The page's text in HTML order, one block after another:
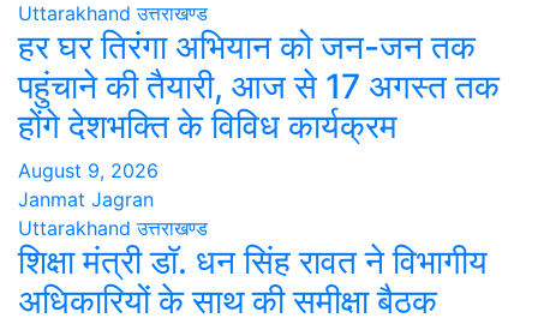
Uttarakhand उत्तराखण्ड
हर घर तिरंगा अभियान को जन-जन तक
पहुंचाने की तैयारी, आज से 17 अगस्त तक
होंगे देशभक्ति के विविध कार्यक्रम
August 9, 2026
Janmat Jagran
Uttarakhand उत्तराखण्ड
शिक्षा मंत्री डॉ. धन सिंह रावत ने विभागीय
अधिकारियों के साथ की समीक्षा बैठक